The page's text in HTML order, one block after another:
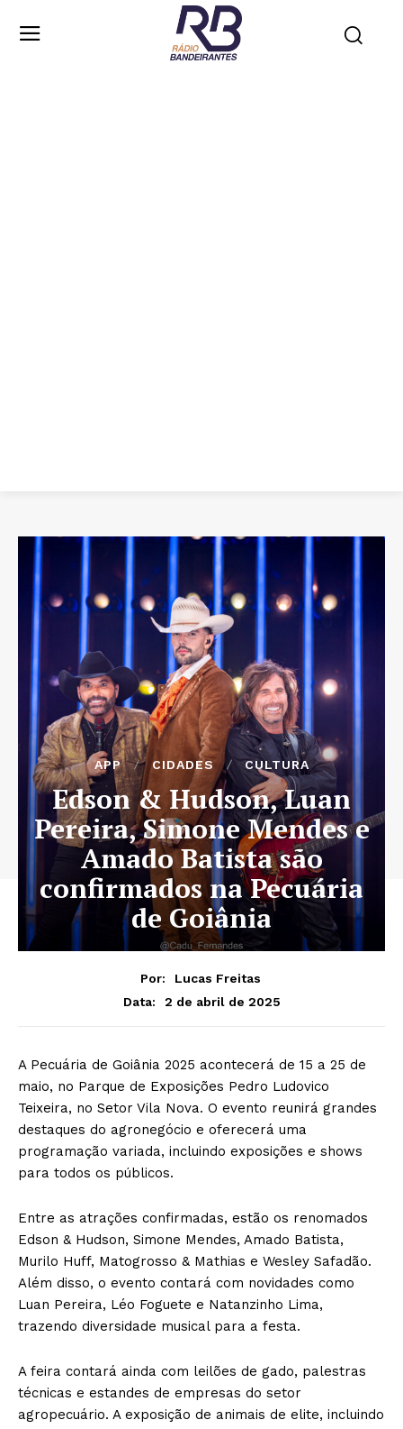
APP CIDADES CULTURA
Edson & Hudson, Luan
Pereira, Simone Mendes e
Amado Batista são
confirmados na Pecuária
de Goiânia
Por:
Lucas Freitas
Data:
2 de abril de 2025
A Pecuária de Goiânia 2025 acontecerá de 15 a 25 de
maio, no Parque de Exposições Pedro Ludovico
Teixeira, no Setor Vila Nova. O evento reunirá grandes
destaques do agronegócio e oferecerá uma
programação variada, incluindo exposições e shows
para todos os públicos.
Entre as atrações confirmadas, estão os renomados
Edson & Hudson, Simone Mendes, Amado Batista,
Murilo Huff, Matogrosso & Mathias e Wesley Safadão.
Além disso, o evento contará com novidades como
Luan Pereira, Léo Foguete e Natanzinho Lima,
trazendo diversidade musical para a festa.
A feira contará ainda com leilões de gado, palestras
técnicas e estandes de empresas do setor
agropecuário. A exposição de animais de elite, incluindo